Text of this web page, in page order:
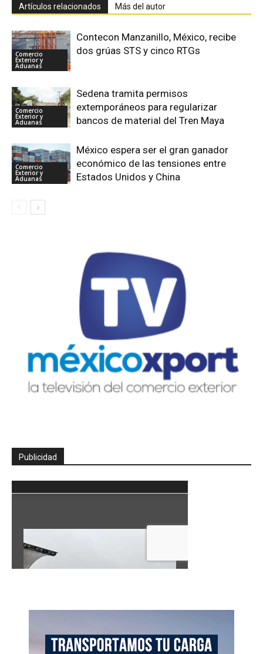
Artículos relacionados Más del autor
Comercio
Exterior y
Aduanas
Contecon Manzanillo, México, recibe
dos grúas STS y cinco RTGs
Comercio
Exterior y
Aduanas
Sedena tramita permisos
extemporáneos para regularizar
bancos de material del Tren Maya
Comercio
Exterior y
Aduanas
México espera ser el gran ganador
económico de las tensiones entre
Estados Unidos y China
Publicidad